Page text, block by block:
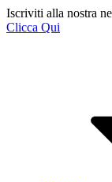
Iscriviti alla nostra
Clicca Qui